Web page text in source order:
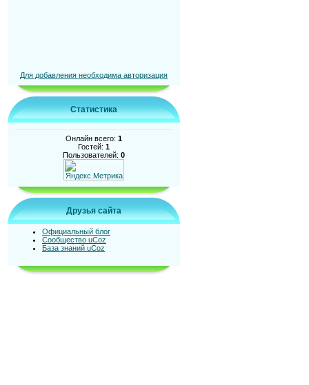
Для добавления необходима авторизация
Статистика
Онлайн всего: 1
Гостей: 1
Пользователей: 0
Друзья сайта
Официальный блог
Сообщество uCoz
База знаний uCoz